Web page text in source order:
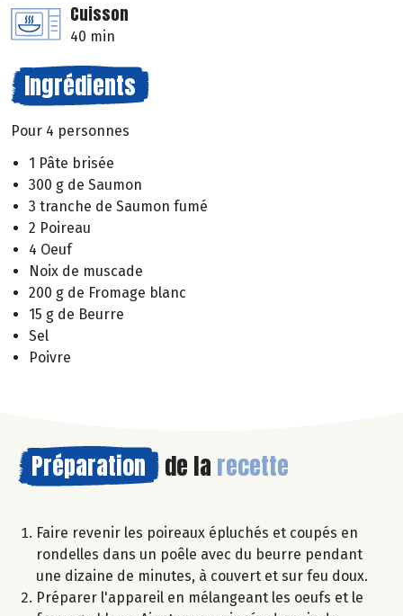
Cuisson
40 min
Ingrédients
Pour 4 personnes
1 Pâte brisée
300 g de Saumon
3 tranche de Saumon fumé
2 Poireau
4 Oeuf
Noix de muscade
200 g de Fromage blanc
15 g de Beurre
Sel
Poivre
Préparation de la recette
Faire revenir les poireaux épluchés et coupés en
rondelles dans un poêle avec du beurre pendant
une dizaine de minutes, à couvert et sur feu doux.
Préparer l'appareil en mélangeant les oeufs et le